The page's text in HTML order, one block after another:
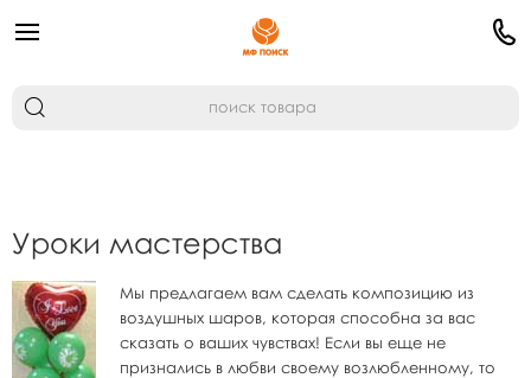
Уроки мастерства
Мы предлагаем вам сделать композицию из
воздушных шаров, которая способна за вас
сказать о ваших чувствах! Если вы еще не
признались в любви своему возлюбленному, то